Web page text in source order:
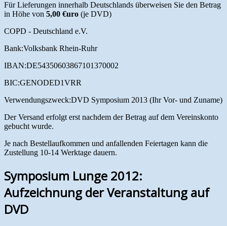
Für Lieferungen innerhalb Deutschlands überweisen Sie den Betrag
in Höhe von 5,00 €uro (je DVD)
COPD - Deutschland e.V.
Bank:Volksbank Rhein-Ruhr
IBAN:DE54350603867101370002
BIC:GENODED1VRR
Verwendungszweck:DVD Symposium 2013 (Ihr Vor- und Zuname)
Der Versand erfolgt erst nachdem der Betrag auf dem Vereinskonto
gebucht wurde.
Je nach Bestellaufkommen und anfallenden Feiertagen kann die
Zustellung 10-14 Werktage dauern.
Symposium Lunge 2012:
Aufzeichnung der Veranstaltung auf
DVD